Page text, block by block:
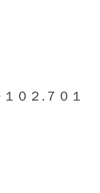
０２.７０１